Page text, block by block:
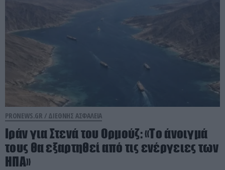
PRONEWS.GR / ΔΙΕΘΝΗΣ ΑΣΦΑΛΕΙΑ
Ιράν για Στενά του Ορμούζ: «Το άνοιγμά
τους θα εξαρτηθεί από τις ενέργειες των
ΗΠΑ»